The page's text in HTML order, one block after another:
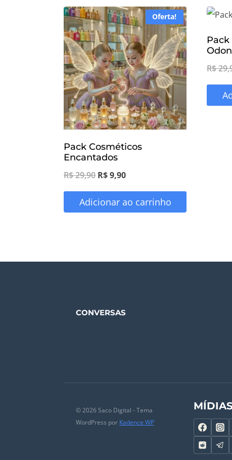
Oferta!
Pack Cosméticos
Encantados
R$29,90 O
preço
original
R$9,90O
preço
atual
Adicionar ao carrinho
Pack
R$
CONVERSAS
© 2026 Saco Digital - Tema
WordPress por Kadence WP